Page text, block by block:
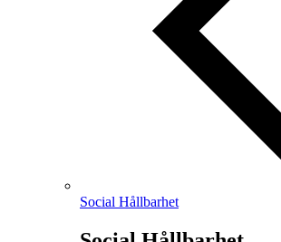
Social Hållbarhet